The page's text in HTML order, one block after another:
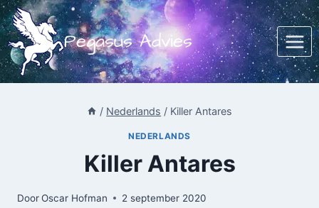
Doorgaan
naar
inhoud
Pegasus Advies
/ Nederlands / Killer Antares
NEDERLANDS
Killer Antares
DoorOscar Hofman 2 september 2020